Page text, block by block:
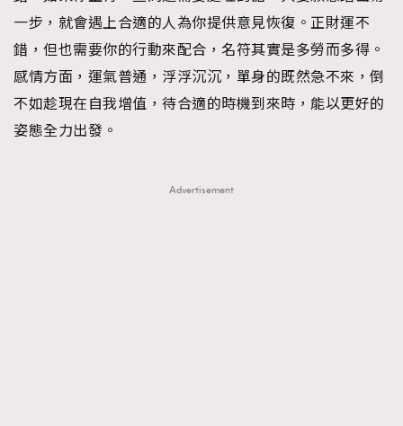
TRENDING
AFrenchMind
DressLikeAParisienne
EmpowerF
FashionWeek FigaroAesthetic
一步，就會遇上合適的人為你提供意見恢復。正財運不
錯，但也需要你的行動來配合，名符其實是多勞而多得。
感情方面，運氣普通，浮浮沉沉，單身的既然急不來，倒
不如趁現在自我增值，待合適的時機到來時，能以更好的
姿態全力出發。
Advertisement